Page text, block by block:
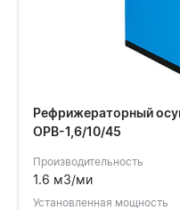
Рефрижераторный
ОРВ-1,6/10/45
Производительность
1.6 м3/ми
Установленная мощность